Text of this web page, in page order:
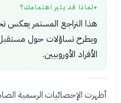
● لماذا قد يثير اهتمامك؟
هذا التراجع المستمر يعكس
ويطرح تساؤلات حول
الأفراد الأوروبيين.